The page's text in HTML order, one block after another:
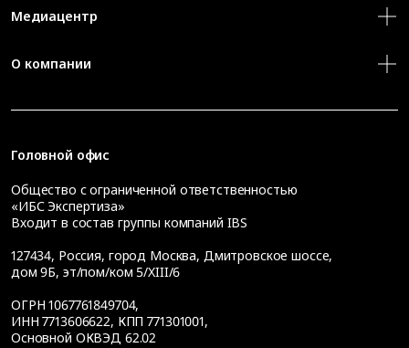
Медиацентр
О компании
Головной офис
Общество с ограниченной ответственностью
«ИБС Экспертиза»
Входит в состав группы компаний IBS
127434, Россия, город Москва, Дмитровское шоссе,
дом 9Б, эт/пом/ком 5/XIII/6
ОГРН 1067761849704,
ИНН 7713606622, КПП 771301001,
Основной ОКВЭД 62.02